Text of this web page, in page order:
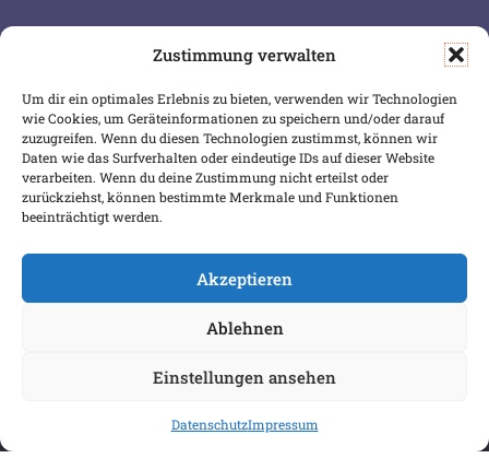
Zustimmung verwalten
Um dir ein optimales Erlebnis zu bieten, verwenden wir Technologien
wie Cookies, um Geräteinformationen zu speichern und/oder darauf
zuzugreifen. Wenn du diesen Technologien zustimmst, können wir
Daten wie das Surfverhalten oder eindeutige IDs auf dieser Website
verarbeiten. Wenn du deine Zustimmung nicht erteilst oder
zurückziehst, können bestimmte Merkmale und Funktionen
beeinträchtigt werden.
Akzeptieren
Ablehnen
Einstellungen ansehen
DatenschutzImpressum
SERVICE & INFOS
Warenkorb
Wunschliste
Mein Konto
Versand & Lieferung
Zahlungsweisen
SICHER BEZAHLEN